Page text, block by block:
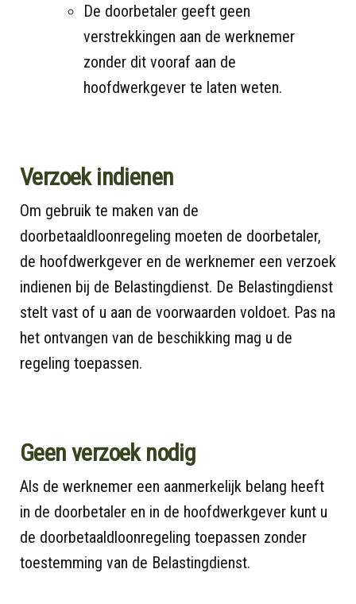
De doorbetaler geeft geen
verstrekkingen aan de werknemer
zonder dit vooraf aan de
hoofdwerkgever te laten weten.
Verzoek indienen
Om gebruik te maken van de
doorbetaaldloonregeling moeten de doorbetaler,
de hoofdwerkgever en de werknemer een verzoek
indienen bij de Belastingdienst. De Belastingdienst
stelt vast of u aan de voorwaarden voldoet. Pas na
het ontvangen van de beschikking mag u de
regeling toepassen.
Geen verzoek nodig
Als de werknemer een aanmerkelijk belang heeft
in de doorbetaler en in de hoofdwerkgever kunt u
de doorbetaaldloonregeling toepassen zonder
toestemming van de Belastingdienst.